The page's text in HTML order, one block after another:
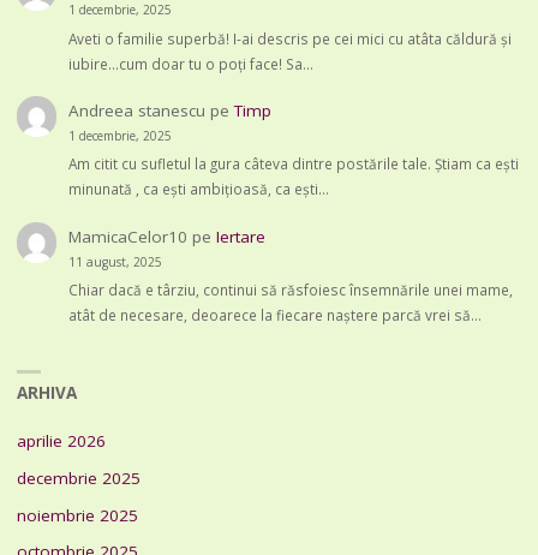
1 decembrie, 2025
Aveti o familie superbă! I-ai descris pe cei mici cu atâta căldură și
iubire...cum doar tu o poți face! Sa…
Andreea stanescu peTimp
1 decembrie, 2025
Am citit cu sufletul la gura câteva dintre postările tale. Știam ca ești
minunată , ca ești ambițioasă, ca ești…
MamicaCelor10 peIertare
11 august, 2025
Chiar dacă e târziu, continui să răsfoiesc însemnările unei mame,
atât de necesare, deoarece la fiecare naștere parcă vrei să…
ARHIVA
aprilie 2026
decembrie 2025
noiembrie 2025